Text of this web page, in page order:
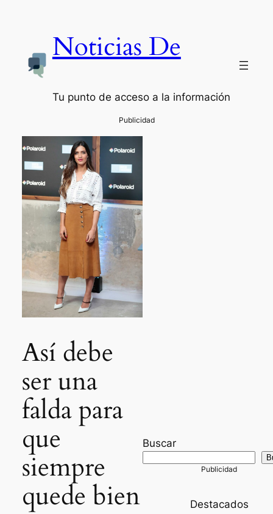
Noticias De
Tu punto de acceso a la información
Así debe
ser una
falda para
que
siempre
quede bien
Buscar
Destacados